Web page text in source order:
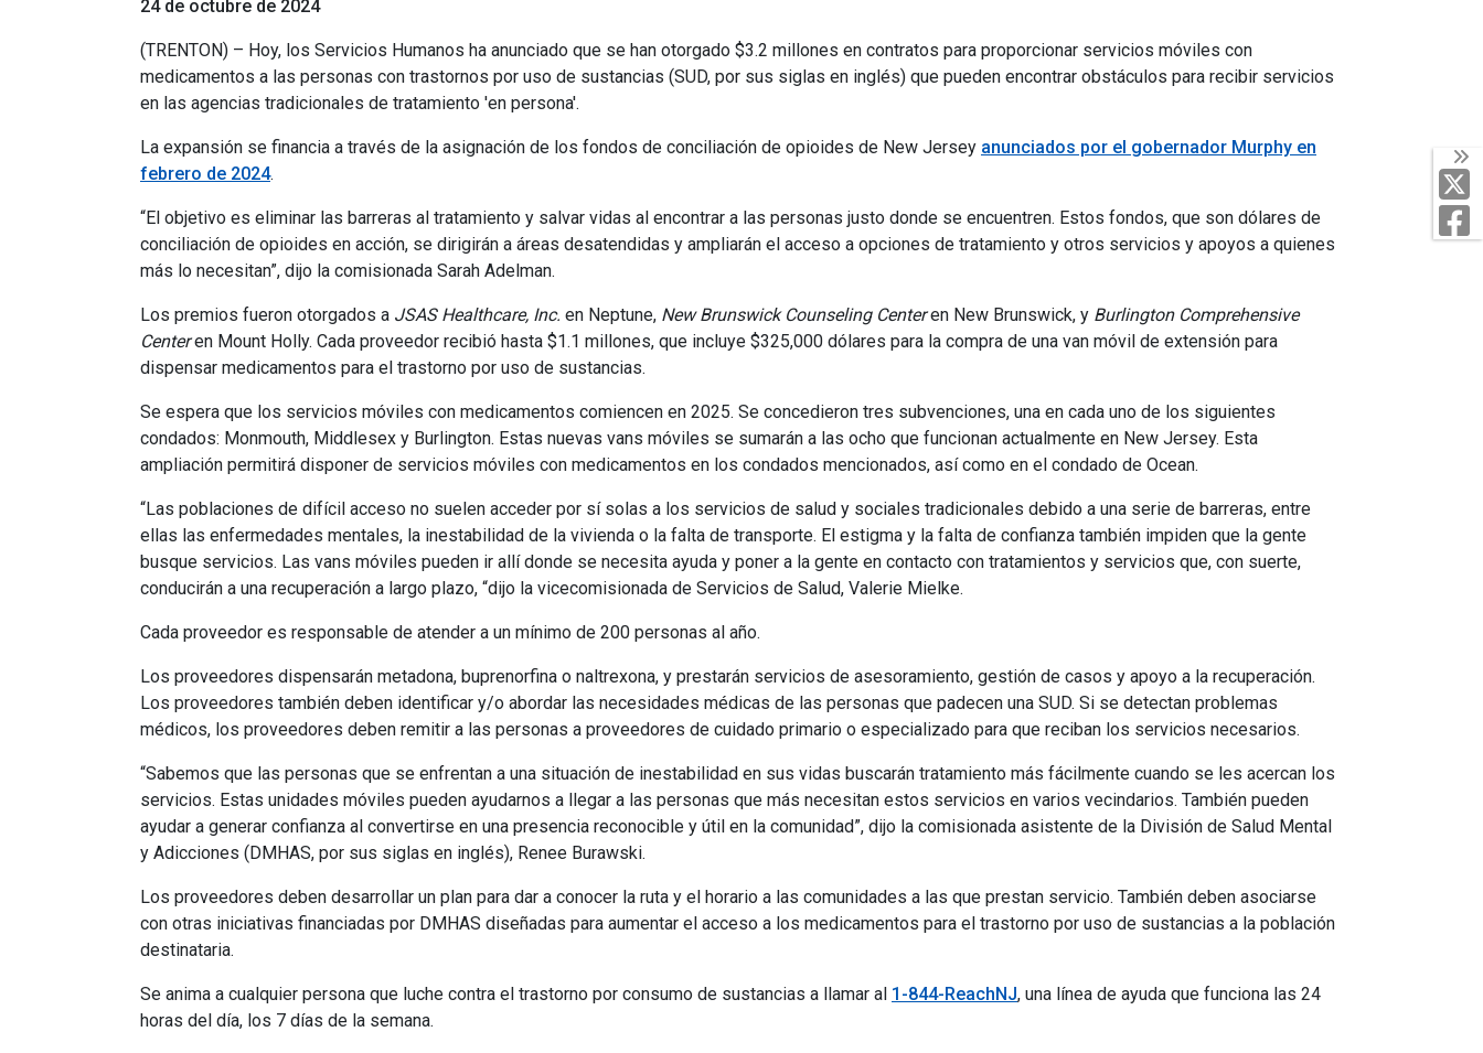
24 de octubre de 2024
(TRENTON) – Hoy, los Servicios Humanos ha anunciado que se han otorgado $3.2 millones en contratos para proporcionar servicios móviles con
medicamentos a las personas con trastornos por uso de sustancias (SUD, por sus siglas en inglés) que pueden encontrar obstáculos para recibir servicios
en las agencias tradicionales de tratamiento 'en persona'.
La expansión se financia a través de la asignación de los fondos de conciliación de opioides de New Jersey anunciados por el gobernador Murphy en
febrero de 2024.
“El objetivo es eliminar las barreras al tratamiento y salvar vidas al encontrar a las personas justo donde se encuentren. Estos fondos, que son dólares de
conciliación de opioides en acción, se dirigirán a áreas desatendidas y ampliarán el acceso a opciones de tratamiento y otros servicios y apoyos a quienes
más lo necesitan”, dijo la comisionada Sarah Adelman.
Los premios fueron otorgados a JSAS Healthcare, Inc. en Neptune, New Brunswick Counseling Centeren New Brunswick, y Burlington Comprehensive
Centeren Mount Holly. Cada proveedor recibió hasta $1.1 millones, que incluye $325,000 dólares para la compra de una van móvil de extensión para
dispensar medicamentos para el trastorno por uso de sustancias.
Se espera que los servicios móviles con medicamentos comiencen en 2025. Se concedieron tres subvenciones, una en cada uno de los siguientes
condados: Monmouth, Middlesex y Burlington. Estas nuevas vans móviles se sumarán a las ocho que funcionan actualmente en New Jersey. Esta
ampliación permitirá disponer de servicios móviles con medicamentos en los condados mencionados, así como en el condado de Ocean.
“Las poblaciones de difícil acceso no suelen acceder por sí solas a los servicios de salud y sociales tradicionales debido a una serie de barreras, entre
ellas las enfermedades mentales, la inestabilidad de la vivienda o la falta de transporte. El estigma y la falta de confianza también impiden que la gente
busque servicios. Las vans móviles pueden ir allí donde se necesita ayuda y poner a la gente en contacto con tratamientos y servicios que, con suerte,
conducirán a una recuperación a largo plazo, “dijo la vicecomisionada de Servicios de Salud, Valerie Mielke.
Cada proveedor es responsable de atender a un mínimo de 200 personas al año.
Los proveedores dispensarán metadona, buprenorfina o naltrexona, y prestarán servicios de asesoramiento, gestión de casos y apoyo a la recuperación.
Los proveedores también deben identificar y/o abordar las necesidades médicas de las personas que padecen una SUD. Si se detectan problemas
médicos, los proveedores deben remitir a las personas a proveedores de cuidado primario o especializado para que reciban los servicios necesarios.
“Sabemos que las personas que se enfrentan a una situación de inestabilidad en sus vidas buscarán tratamiento más fácilmente cuando se les acercan los
servicios. Estas unidades móviles pueden ayudarnos a llegar a las personas que más necesitan estos servicios en varios vecindarios. También pueden
ayudar a generar confianza al convertirse en una presencia reconocible y útil en la comunidad”, dijo la comisionada asistente de la División de Salud Mental
y Adicciones (DMHAS, por sus siglas en inglés), Renee Burawski.
Los proveedores deben desarrollar un plan para dar a conocer la ruta y el horario a las comunidades a las que prestan servicio. También deben asociarse
con otras iniciativas financiadas por DMHAS diseñadas para aumentar el acceso a los medicamentos para el trastorno por uso de sustancias a la población
destinataria.
Se anima a cualquier persona que luche contra el trastorno por consumo de sustancias a llamar al 1-844-ReachNJ, una línea de ayuda que funciona las 24
horas del día, los 7 días de la semana.